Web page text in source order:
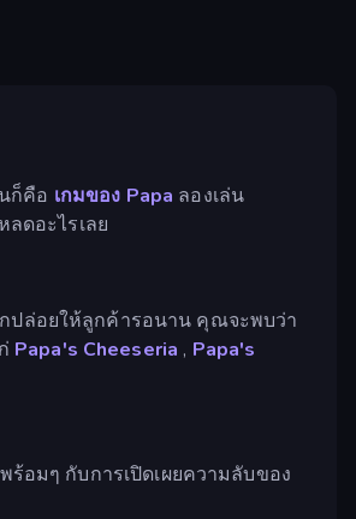
ก็คือ เกมของ Papa ลองเล่น
ดอะไรเลย
ปล่อยให้ลูกค้ารอนาน คุณจะพบว่า
Papa's Cheeseria , Papa's
อมๆ กับการเปิดเผยความลับของ